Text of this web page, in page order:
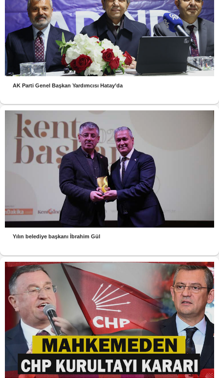
AK Parti Genel Başkan Yardımcısı Hatay’da
Yılın belediye başkanı İbrahim Gül